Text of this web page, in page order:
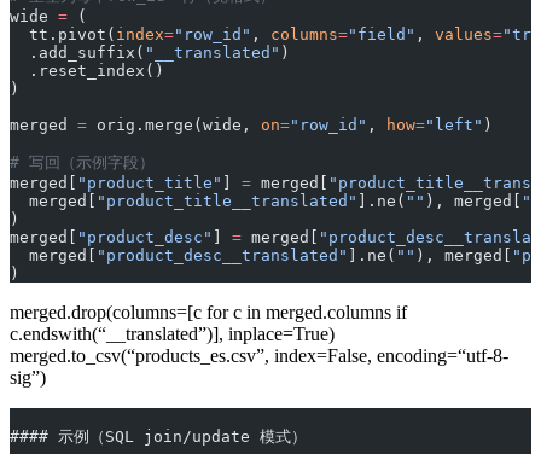
wide = (
  tt.pivot(
index="row_id" , columns="field" , values=
  .add_suffix(
"__translated" )
  .reset_index()
)
merged = orig.merge(wide, on="row_id" , how="left" )
# 写回（示例字段）
merged[
"product_title" = merged[
  merged[
"product_title__translated" ].ne( "" ), merged[
)
merged[
"product_desc" = merged[
  merged[
"product_desc__translated" ].ne( "" ), merged[
)
merged.drop(columns=[c for c in merged.columns if
c.endswith(“__translated”)], inplace=True)
merged.to_csv(“products_es.csv”, index=False, encoding=“utf-8-
sig”)
#### 示例（SQL join/update 模式）